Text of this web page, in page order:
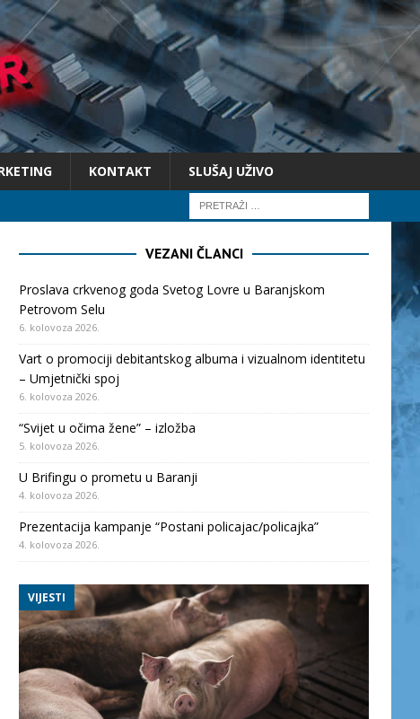
KONTAKT SLUŠAJ UŽIVO
VEZANI ČLANCI
Proslava crkvenog goda Svetog Lovre u Baranjskom
Petrovom Selu
6. kolovoza 2026.
Vart o promociji debitantskog albuma i vizualnom identitetu
– Umjetnički spoj
6. kolovoza 2026.
“Svijet u očima žene” – izložba
5. kolovoza 2026.
U Brifingu o prometu u Baranji
4. kolovoza 2026.
Prezentacija kampanje “Postani policajac/policajka”
4. kolovoza 2026.
VIJESTI